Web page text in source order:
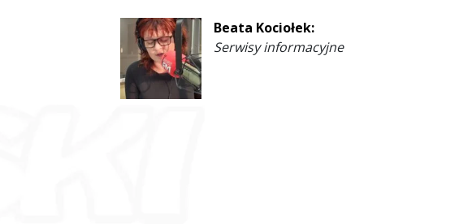
Beata Kociołek:
Serwisy informacyjne